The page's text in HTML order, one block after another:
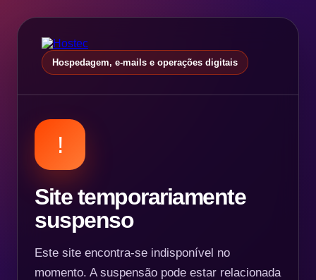
Hospedagem, e-mails e operações digitais
!
Site temporariamente
suspenso
Este site encontra-se indisponível no
momento. A suspensão pode estar relacionada